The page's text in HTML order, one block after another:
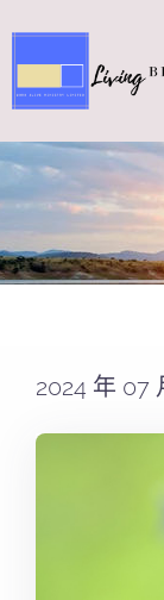
to
content
關於我們
奉獻支持
Search
2024 年 07